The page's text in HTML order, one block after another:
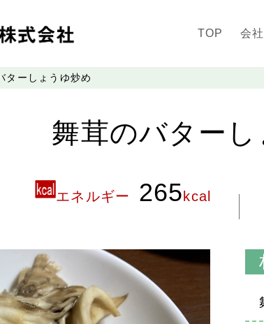
TOP 会
ターしょうゆ炒め
舞茸のバター
エネルギー 265 kcal